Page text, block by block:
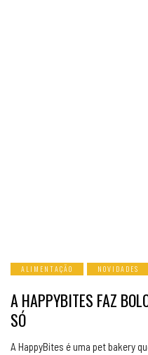
ALIMENTAÇÃO NOVIDADES
A HAPPYBITES FAZ
SÓ
A HappyBites é uma pet bakery